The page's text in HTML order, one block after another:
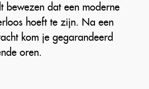
bewezen dat een moderne
hoeft te zijn. Na een
kom je gegarandeerd
oren.